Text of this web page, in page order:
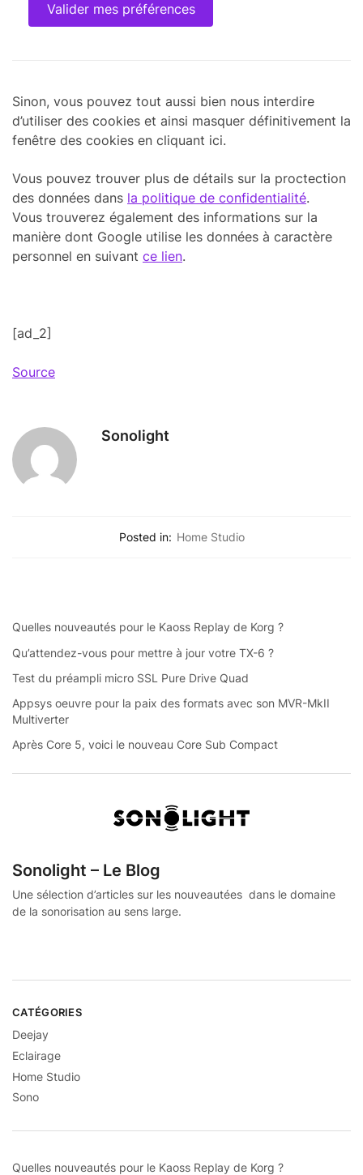
Valider mes préférences
Sinon, vous pouvez tout aussi bien nous interdire
d’utiliser des cookies et ainsi masquer définitivement la
fenêtre des cookies en cliquant ici.
Vous pouvez trouver plus de détails sur la proctection
des données dans la politique de confidentialité.
Vous trouverez également des informations sur la
manière dont Google utilise les données à caractère
personnel en suivant ce lien.
[ad_2]
Source
Sonolight
Posted in: Home Studio
Quelles nouveautés pour le Kaoss Replay de Korg ?
Qu’attendez-vous pour mettre à jour votre TX-6 ?
Test du préampli micro SSL Pure Drive Quad
Appsys oeuvre pour la paix des formats avec son MVR-MkII
Multiverter
Après Core 5, voici le nouveau Core Sub Compact
Sonolight – Le Blog
Une sélection d’articles sur les nouveautées dans le domaine
de la sonorisation au sens large.
CATÉGORIES
Deejay
Eclairage
Home Studio
Sono
Quelles nouveautés pour le Kaoss Replay de Korg ?